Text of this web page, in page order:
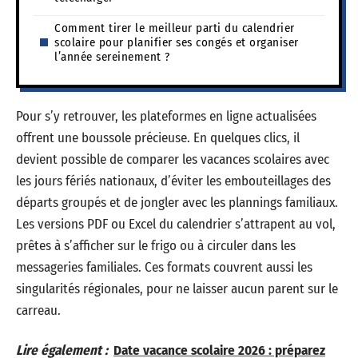
Comment tirer le meilleur parti du calendrier
scolaire pour planifier ses congés et organiser
l’année sereinement ?
Pour s’y retrouver, les plateformes en ligne actualisées
offrent une boussole précieuse. En quelques clics, il
devient possible de comparer les vacances scolaires avec
les jours fériés nationaux, d’éviter les embouteillages des
départs groupés et de jongler avec les plannings familiaux.
Les versions PDF ou Excel du calendrier s’attrapent au vol,
prêtes à s’afficher sur le frigo ou à circuler dans les
messageries familiales. Ces formats couvrent aussi les
singularités régionales, pour ne laisser aucun parent sur le
carreau.
Lire également : Date vacance scolaire 2026 : préparez